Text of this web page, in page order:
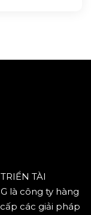
TÀI
là công ty hàng
các giải pháp